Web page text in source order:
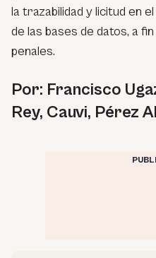
la trazabilidad y licitud en
de las bases de datos, a
penales.
Por: Francisco
Rey, Cauvi, Pérez